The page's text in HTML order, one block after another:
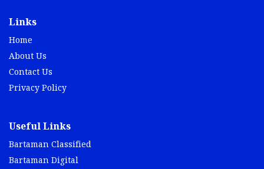
Links
Home
About Us
Contact Us
Privacy Policy
Useful Links
Bartaman Classified
Bartaman Digital